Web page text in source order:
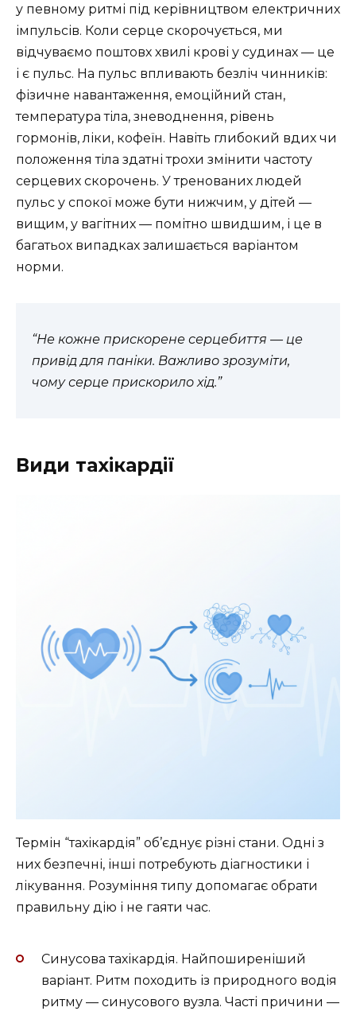
у певному ритмі під керівництвом електричних
імпульсів. Коли серце скорочується, ми
відчуваємо поштовх хвилі крові у судинах — це
і є пульс. На пульс впливають безліч чинників:
фізичне навантаження, емоційний стан,
температура тіла, зневоднення, рівень
гормонів, ліки, кофеїн. Навіть глибокий вдих чи
положення тіла здатні трохи змінити частоту
серцевих скорочень. У тренованих людей
пульс у спокої може бути нижчим, у дітей —
вищим, у вагітних — помітно швидшим, і це в
багатьох випадках залишається варіантом
норми.
“Не кожне прискорене серцебиття — це
привід для паніки. Важливо зрозуміти,
чому серце прискорило хід.”
Види тахікардії
Термін “тахікардія” об’єднує різні стани. Одні з
них безпечні, інші потребують діагностики і
лікування. Розуміння типу допомагає обрати
правильну дію і не гаяти час.
Синусова тахікардія. Найпоширеніший
варіант. Ритм походить із природного водія
ритму — синусового вузла. Часті причини —